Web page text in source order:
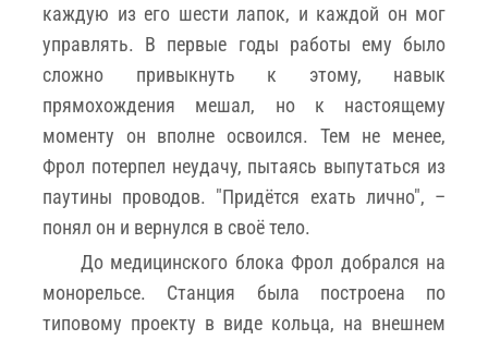
каждую из его шести лапок, и каждой он мог
управлять. В первые годы работы ему было
сложно привыкнуть к этому, навык
прямохождения мешал, но к настоящему
моменту он вполне освоился. Тем не менее,
Фрол потерпел неудачу, пытаясь выпутаться из
паутины проводов. "Придётся ехать лично", –
понял он и вернулся в своё тело.
До медицинского блока Фрол добрался на
монорельсе. Станция была построена по
типовому проекту в виде кольца, на внешнем